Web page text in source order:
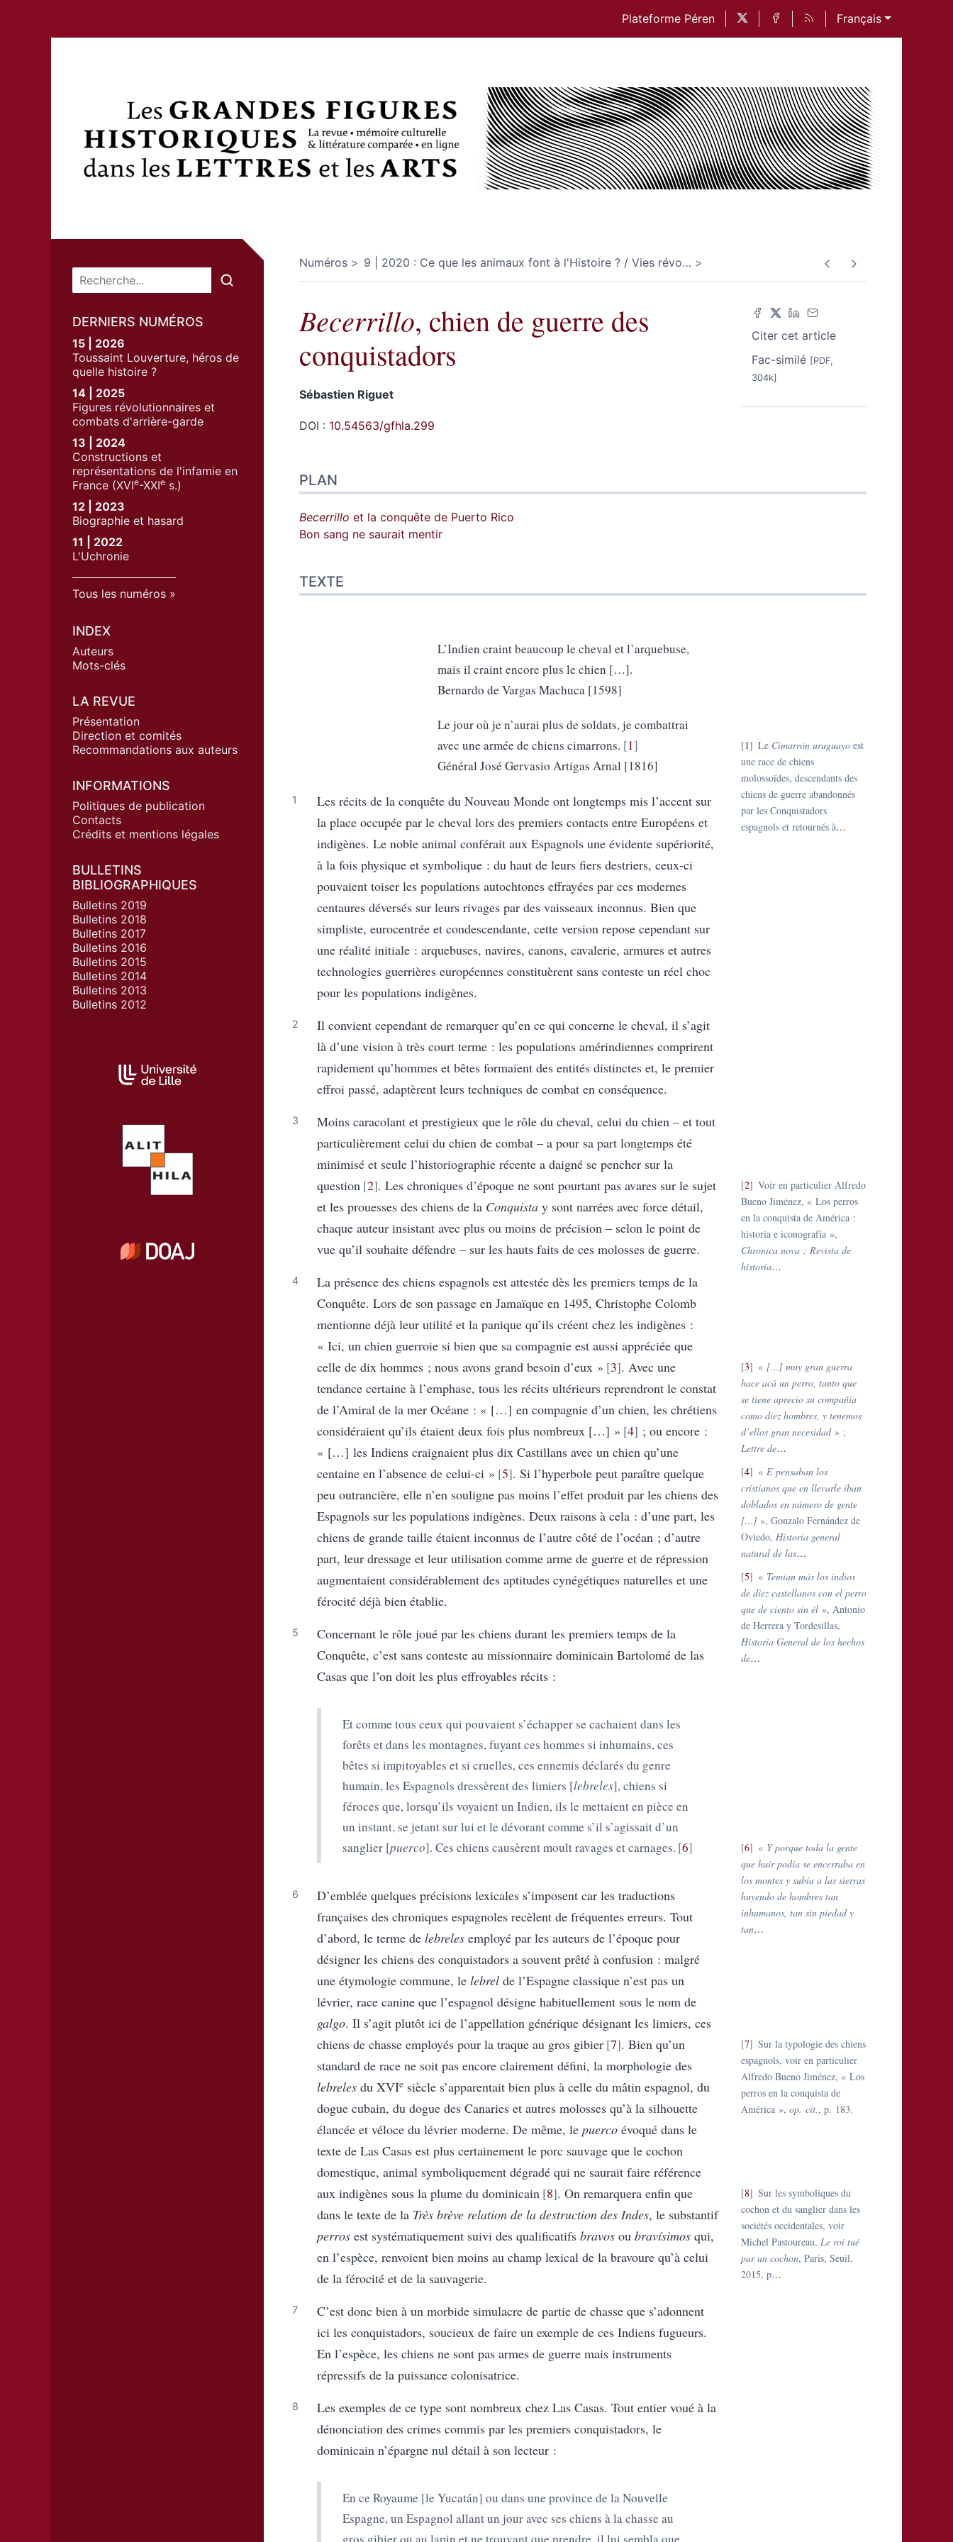
Plateforme Péren Français
Menu principal
DERNIERS NUMÉROS
15 | 2026
Toussaint Louverture, héros de
quelle histoire ?
14 | 2025
Figures révolutionnaires et
combats d'arrière-garde
13 | 2024
Constructions et
représentations de l'infamie en
France (XVIe-XXIe s.)
12 | 2023
Biographie et hasard
11 | 2022
L'Uchronie
Tous les numéros
INDEX
Auteurs
Mots-clés
LA REVUE
Présentation
Direction et comités
Recommandations aux auteurs
INFORMATIONS
Politiques de publication
Contacts
Crédits et mentions légales
BULLETINS
BIBLIOGRAPHIQUES
Bulletins 2019
Bulletins 2018
Bulletins 2017
Bulletins 2016
Bulletins 2015
Bulletins 2014
Bulletins 2013
Bulletins 2012
Numéros 9 | 2020 : Ce que les animaux font à l'Histoire ? / Vies révo…
Citer cet article
Fac-similé [PDF,
304k]
Becerrillo, chien de guerre des
conquistadors
Sébastien Riguet
DOI : 10.54563/gfhla.299
Texte
Bibliographie
Notes
Citer cet article
PLAN
Becerrillo et la conquête de Puerto Rico
Bon sang ne saurait mentir
TEXTE
L’Indien craint beaucoup le cheval et l’arquebuse,
mais il craint encore plus le chien […].
Bernardo de Vargas Machuca [1598]
Le jour où je n’aurai plus de soldats, je combattrai
avec une armée de chiens cimarrons. 1
Général José Gervasio Artigas Arnal [1816]
Les récits de la conquête du Nouveau Monde ont longtemps mis l’accent sur
la place occupée par le cheval lors des premiers contacts entre Européens et
indigènes. Le noble animal conférait aux Espagnols une évidente supériorité,
à la fois physique et symbolique : du haut de leurs fiers destriers, ceux-ci
pouvaient toiser les populations autochtones effrayées par ces modernes
centaures déversés sur leurs rivages par des vaisseaux inconnus. Bien que
simpliste, eurocentrée et condescendante, cette version repose cependant sur
une réalité initiale : arquebuses, navires, canons, cavalerie, armures et autres
technologies guerrières européennes constituèrent sans conteste un réel choc
pour les populations indigènes.
Il convient cependant de remarquer qu’en ce qui concerne le cheval, il s’agit
là d’une vision à très court terme : les populations amérindiennes comprirent
rapidement qu’hommes et bêtes formaient des entités distinctes et, le premier
effroi passé, adaptèrent leurs techniques de combat en conséquence.
Moins caracolant et prestigieux que le rôle du cheval, celui du chien – et tout
particulièrement celui du chien de combat – a pour sa part longtemps été
minimisé et seule l’historiographie récente a daigné se pencher sur la
question 2 . Les chroniques d’époque ne sont pourtant pas avares sur le sujet
et les prouesses des chiens de la Conquista y sont narrées avec force détail,
chaque auteur insistant avec plus ou moins de précision – selon le point de
vue qu’il souhaite défendre – sur les hauts faits de ces molosses de guerre.
La présence des chiens espagnols est attestée dès les premiers temps de la
Conquête. Lors de son passage en Jamaïque en 1495, Christophe Colomb
mentionne déjà leur utilité et la panique qu’ils créent chez les indigènes :
« Ici, un chien guerroie si bien que sa compagnie est aussi appréciée que
celle de dix hommes ; nous avons grand besoin d’eux » 3 . Avec une
tendance certaine à l’emphase, tous les récits ultérieurs reprendront le constat
de l’Amiral de la mer Océane : « […] en compagnie d’un chien, les chrétiens
considéraient qu’ils étaient deux fois plus nombreux […] » 4 ; ou encore :
« […] les Indiens craignaient plus dix Castillans avec un chien qu’une
centaine en l’absence de celui-ci » 5 . Si l’hyperbole peut paraître quelque
peu outrancière, elle n’en souligne pas moins l’effet produit par les chiens des
Espagnols sur les populations indigènes. Deux raisons à cela : d’une part, les
chiens de grande taille étaient inconnus de l’autre côté de l’océan ; d’autre
part, leur dressage et leur utilisation comme arme de guerre et de répression
augmentaient considérablement des aptitudes cynégétiques naturelles et une
férocité déjà bien établie.
Concernant le rôle joué par les chiens durant les premiers temps de la
Conquête, c’est sans conteste au missionnaire dominicain Bartolomé de las
Casas que l’on doit les plus effroyables récits :
Et comme tous ceux qui pouvaient s’échapper se cachaient dans les
forêts et dans les montagnes, fuyant ces hommes si inhumains, ces
bêtes si impitoyables et si cruelles, ces ennemis déclarés du genre
humain, les Espagnols dressèrent des limiers [lebreles], chiens si
féroces que, lorsqu’ils voyaient un Indien, ils le mettaient en pièce en
un instant, se jetant sur lui et le dévorant comme s’il s’agissait d’un
sanglier [puerco]. Ces chiens causèrent moult ravages et carnages. 6
D’emblée quelques précisions lexicales s’imposent car les traductions
françaises des chroniques espagnoles recèlent de fréquentes erreurs. Tout
d’abord, le terme de lebreles employé par les auteurs de l’époque pour
désigner les chiens des conquistadors a souvent prêté à confusion : malgré
une étymologie commune, le lebrel de l’Espagne classique n’est pas un
lévrier, race canine que l’espagnol désigne habituellement sous le nom de
galgo. Il s’agit plutôt ici de l’appellation générique désignant les limiers, ces
chiens de chasse employés pour la traque au gros gibier 7 . Bien qu’un
standard de race ne soit pas encore clairement défini, la morphologie des
lebreles du XVIe siècle s’apparentait bien plus à celle du mâtin espagnol, du
dogue cubain, du dogue des Canaries et autres molosses qu’à la silhouette
élancée et véloce du lévrier moderne. De même, le puerco évoqué dans le
texte de Las Casas est plus certainement le porc sauvage que le cochon
domestique, animal symboliquement dégradé qui ne saurait faire référence
aux indigènes sous la plume du dominicain 8 . On remarquera enfin que
dans le texte de la Très brève relation de la destruction des Indes, le substantif
perros est systématiquement suivi des qualificatifs bravos ou bravísimos qui,
en l’espèce, renvoient bien moins au champ lexical de la bravoure qu’à celui
de la férocité et de la sauvagerie.
C’est donc bien à un morbide simulacre de partie de chasse que s’adonnent
ici les conquistadors, soucieux de faire un exemple de ces Indiens fugueurs.
En l’espèce, les chiens ne sont pas armes de guerre mais instruments
répressifs de la puissance colonisatrice.
Les exemples de ce type sont nombreux chez Las Casas. Tout entier voué à la
dénonciation des crimes commis par les premiers conquistadors, le
dominicain n’épargne nul détail à son lecteur :
En ce Royaume [le Yucatán] ou dans une province de la Nouvelle
Espagne, un Espagnol allant un jour avec ses chiens à la chasse au
1 Le Cimarrón uruguayo est
une race de chiens
molossoïdes, descendants des
chiens de guerre abandonnés
par les Conquistadors
espagnols et retournés à…
2
Voir en particulier Alfredo
Bueno Jiménez, « Los perros
en la conquista de América :
historia e iconografía »,
Chronica nova : Revista de
historia…
3 « […] muy gran guerra
hace acá un perro, tanto que
se tiene aprecio su compañía
como diez hombres, y tenemos
d’ellos gran necesidad» ;
Lettre de…
4
« E pensaban los
cristianos que en llevarle iban
doblados en número de gente
[…]», Gonzalo Fernández de
Oviedo, Historia general
natural de las…
5
« Temían más los indios
de diez castellanos con el perro
que de ciento sin él», Antonio
de Herrera y Tordesillas,
Historia General de los hechos
de…
6 « Y porque toda la gente
que huir podía se encerraba en
los montes y subía a las sierras
huyendo de hombres tan
inhumanos, tan sin piedad y
tan…
7
Sur la typologie des chiens
espagnols, voir en particulier
Alfredo Bueno Jiménez, « Los
perros en la conquista de
América », op. cit., p. 183.
8
Sur les symboliques du
cochon et du sanglier dans les
sociétés occidentales, voir
Michel Pastoureau, Le roi tué
par un cochon, Paris, Seuil,
2015, p…